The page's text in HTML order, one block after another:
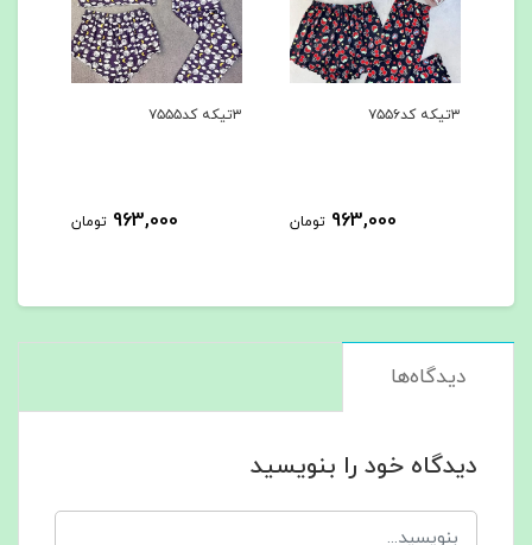
۳تیکه کد۷۵۵۶
963,000 تومان
۳تیکه کد۷۵۵۵
963,000 تومان
دیدگاه‌ها
دیدگاه خود را بنویسید